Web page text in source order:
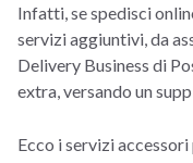
Infatti, se spedisci
servizi aggiuntivi, da
Delivery Business di
extra, versando un
Ecco i servizi